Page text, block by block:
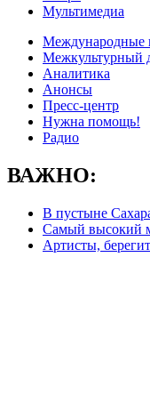
Мультимедиа
Международные
Межкультурный
Аналитика
Анонсы
Пресс-центр
Нужна помощь!
Радио
ВАЖНО:
В пустыне
Самый высокий
Артисты,